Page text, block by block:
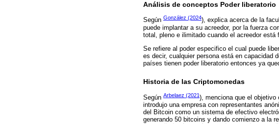
Análisis de conceptos Poder liberatorio
Según González (2024), explica acerca de la
puede implantar a su acreedor, por la fuerza
total, pleno e ilimitado cuando el acreedor
Se refiere al poder especifico el cual puede
es decir, cualquier persona está en capacidad
países tienen poder liberatorio entonces ya
Historia de las Criptomonedas
Según Arbelaez (2021), menciona que el objetivo
introdujo una empresa con representantes
del Bitcoin como un sistema de efectivo
generando 50 bitcoins y dando comienzo a la